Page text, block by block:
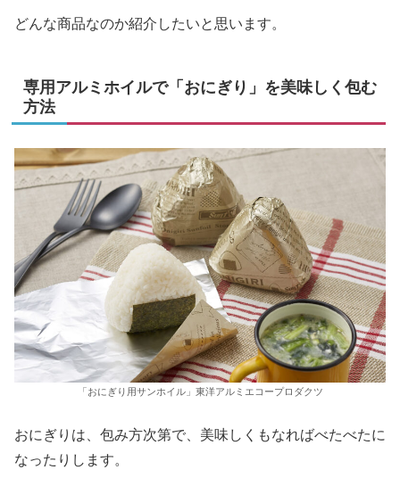
どんな商品なのか紹介したいと思います。
専用アルミホイルで「おにぎり」を美味しく包む
方法
「おにぎり用サンホイル」東洋アルミエコープロダクツ
おにぎりは、包み方次第で、美味しくもなればべたべたに
なったりします。